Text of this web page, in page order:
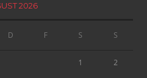
2026
D F S S
1 2